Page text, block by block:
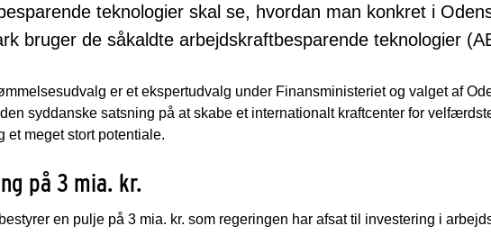
teknologier skal se, hvordan man konkret i
bruger de såkaldte arbejdskraftbesparende teknologier
er et ekspertudvalg under Finansministeriet og valget af
syddanske satsning på at skabe et internationalt kraftcenter for
et meget stort potentiale.
på 3 mia. kr.
en pulje på 3 mia. kr. som regeringen har afsat til investering i